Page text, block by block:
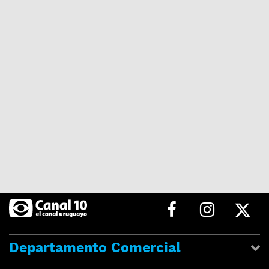
Departamento Comercial